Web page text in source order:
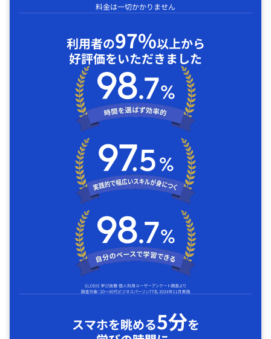
料金は一切かかりません
利用者の97%以上から
好評価をいただきました
スマホを眺める5分を